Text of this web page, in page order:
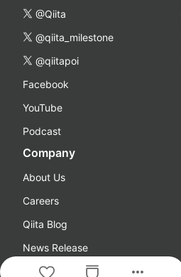
more_horiz
@Qiita
@qiita_milestone
@qiitapoi
Facebook
YouTube
Podcast
Company
About Us
Careers
Qiita Blog
News Release